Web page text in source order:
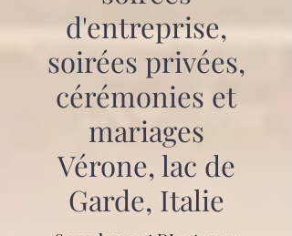
d'entreprise,
soirées privées,
cérémonies et
mariages
Vérone, lac de
Garde, Italie